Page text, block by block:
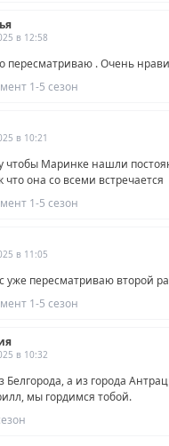
в 12:58
пересматриваю . Очень
1-5 сезон
в 10:21
чтобы Маринке нашли
что она со всеми встречается
1-5 сезон
в 11:05
уже пересматриваю второй
1-5 сезон
в 10:32
Белгорода, а из города
мы гордимся тобой.